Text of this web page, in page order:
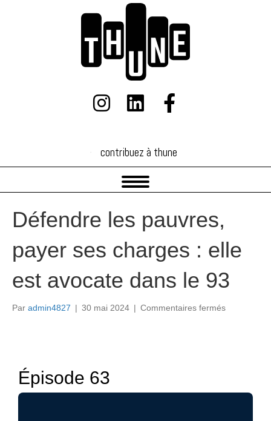
contribuez à thune
contribuez à thune
Défendre les pauvres,
payer ses charges : elle
est avocate dans le 93
Par admin4827 | 30 mai 2024 | Commentaires ferméssur
:
Épisode 63